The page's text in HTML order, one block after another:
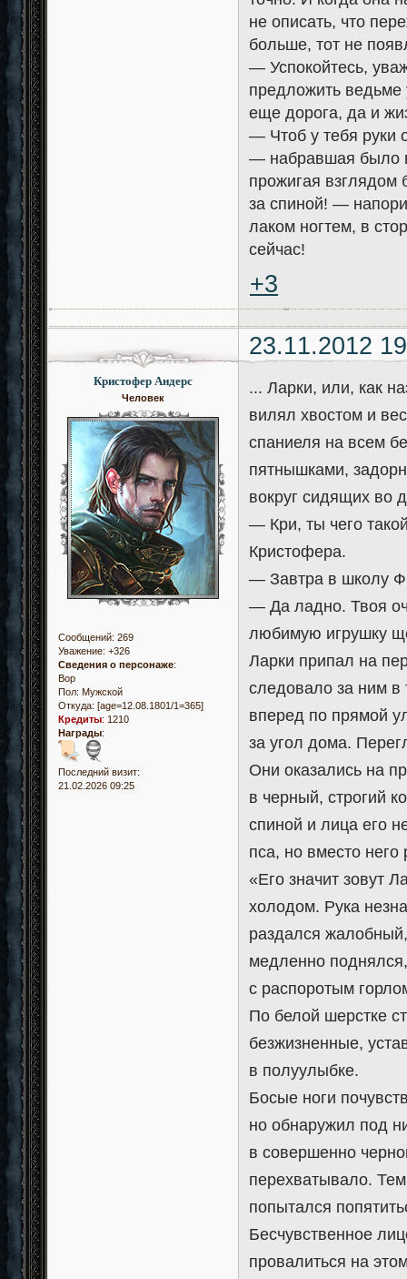
не описать, что
больше, тот не
— Успокойтесь,
предложить ведьме
еще дорога, да и
— Чтоб у тебя руки
— набравшая было в
прожигая взглядом
за спиной! —
лаком ногтем, в
сейчас!
+3
23.11.2012
Кристофер Андерс
Человек
Сообщений: 269
Уважение: +326
Сведения о персонаже:
Вор
Пол: Мужской
Откуда: [age=12.08.1801/1=365]
Кредиты: 1210
Награды:
Последний визит:
21.02.2026 09:25
... Ларки, или, как
вилял хвостом и
спаниеля на всем
пятнышками,
вокруг сидящих во
— Кри, ты чего
Кристофера.
— Завтра в школу
— Да ладно. Твоя
любимую игрушку
Ларки припал на
следовало за ним в
вперед по прямой
за угол дома.
Они оказались на
в черный, строгий
спиной и лица его
пса, но вместо
«Его значит зовут
холодом. Рука
раздался
медленно
с распоротым
По белой шерстке
безжизненные,
в полуулыбке.
Босые ноги
но обнаружил под
в совершенно
перехватывало.
попытался
Бесчувственное
провалиться на